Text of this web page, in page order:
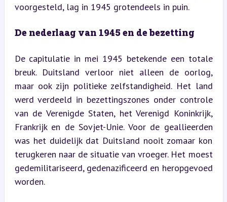
voorgesteld, lag in 1945 grotendeels in puin.
De nederlaag van 1945 en de bezetting
De capitulatie in mei 1945 betekende een totale
breuk. Duitsland verloor niet alleen de oorlog,
maar ook zijn politieke zelfstandigheid. Het land
werd verdeeld in bezettingszones onder controle
van de Verenigde Staten, het Verenigd Koninkrijk,
Frankrijk en de Sovjet-Unie. Voor de geallieerden
was het duidelijk dat Duitsland nooit zomaar kon
terugkeren naar de situatie van vroeger. Het moest
gedemilitariseerd, gedenazificeerd en heropgevoed
worden.